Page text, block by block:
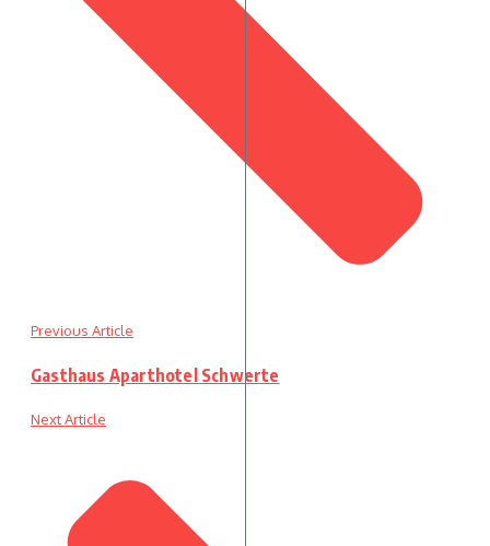
Previous Article
Gasthaus Aparthotel Schwerte
Next Article